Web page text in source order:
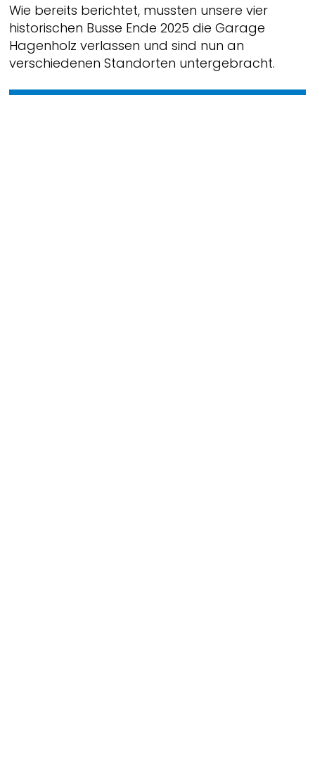
Wie bereits berichtet, mussten unsere vier
historischen Busse Ende 2025 die Garage
Hagenholz verlassen und sind nun an
verschiedenen Standorten untergebracht.